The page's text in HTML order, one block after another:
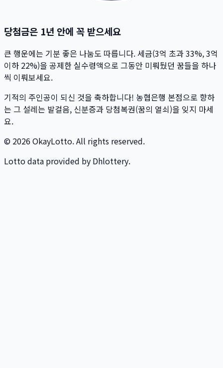
당첨금은 1년 안에 꼭 받으세요
큰 행운에는 기분 좋은 나눔도 따릅니다. 세금(3억 초과 33%, 3억
이하 22%)을 공제한 실수령액으로 그동안 미뤄뒀던 꿈들을 하나
씩 이뤄보세요.
기적의 주인공이 되신 것을 축하합니다! 농협은행 본점으로 향하
는 그 설레는 발걸음, 신분증과 당첨복권(꿈의 열쇠)을 잊지 마세
요.
© 2026 OkayLotto. All rights reserved.
Lotto data provided by Dhlottery.